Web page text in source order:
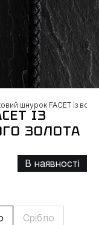
шнурок FACET із
ІЗ
ЗОЛОТА
В наявності
Срібло